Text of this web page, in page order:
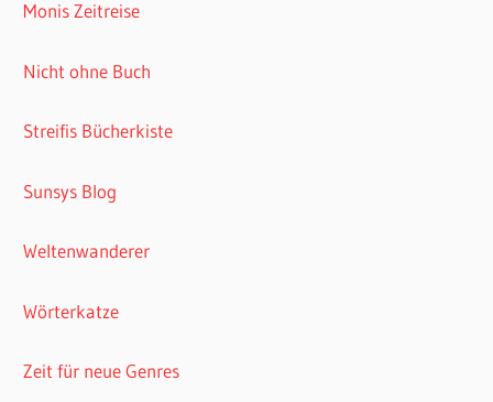
Monis Zeitreise
Nicht ohne Buch
Streifis Bücherkiste
Sunsys Blog
Weltenwanderer
Wörterkatze
Zeit für neue Genres